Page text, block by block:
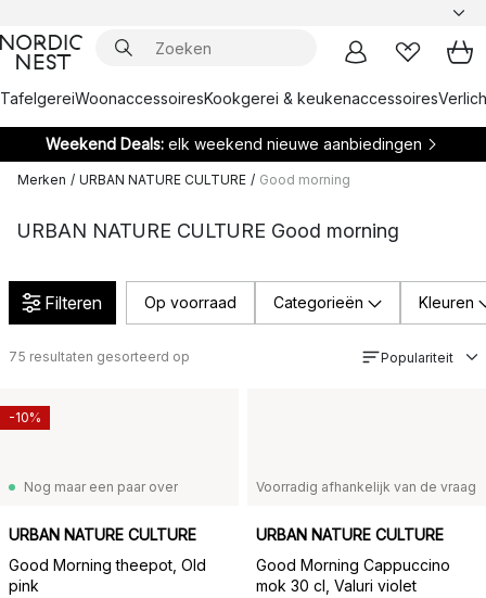
TafelgereiWoonaccessoiresKookgerei & keukenaccessoires
Weekend Deals: elk weekend nieuwe aanbiedingen
Merken / URBAN NATURE CULTURE / Good morning
URBAN NATURE CULTURE Good morning
Filteren Op voorraad Categorieën Kleuren
75 resultaten gesorteerd op Populariteit
Nog maar een paar over
URBAN NATURE CULTURE
Good Morning theepot, Old
pink
-10%
Voorradig afhankelijk van de vraag
URBAN NATURE CULTURE
Good Morning Cappuccino
mok 30 cl, Valuri violet